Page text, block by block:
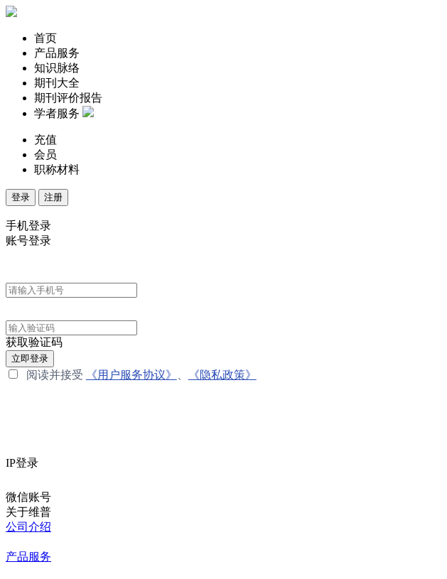
首页
产品服务
知识脉络
期刊大全
期刊评价报告
学者服务
充值
会员
职称材料
登录 注册
手机登录
账号登录
获取验证码
立即登录
阅读并接受 《用户服务协议》 《隐私政策》
IP登录
微信账号
关于维普
公司介绍
产品服务